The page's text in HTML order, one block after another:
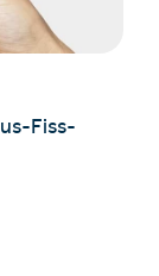
Fiss-